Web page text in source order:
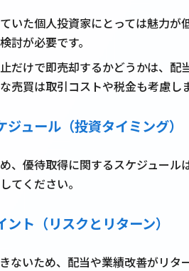
いた個人投資家にとっては魅力
討が必要です。
止だけで即売却するかどうかは、
売買は取引コストや税金も考慮し
ュール（投資タイミング）
、優待取得に関するスケジュー
てください。
ト（リスクとリターン）
ないため、配当や業績改善がリタ